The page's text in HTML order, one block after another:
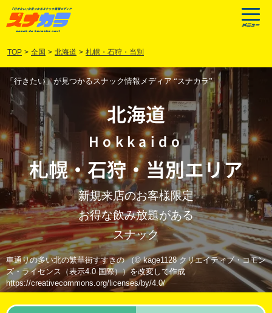
TOP > 全国 > 北海道 > 札幌・石狩・当別
「行きたい」が見つかるスナック情報メディア “スナカラ”
北海道
Hokkaido
札幌・石狩・当別エリア
新規来店のお客様限定
お得な飲み放題がある
スナック
車通りの多い北の繁華街すすきの （© kage1128 クリエイティブ・コモン
ズ・ライセンス（表示4.0 国際））を改変して作成
https://creativecommons.org/licenses/by/4.0/